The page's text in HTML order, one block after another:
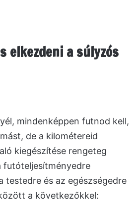
elkezdeni a súlyzós
mindenképpen futnod kell,
de a kilométereid
kiegészítése rengeteg
futóteljesítményedre
testedre és az egészségedre
a következőkkel: